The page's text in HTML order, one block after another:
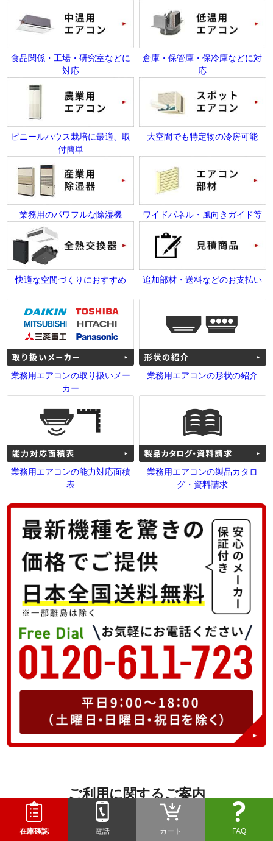
食品関係・工場・研究室などに
対応
倉庫・保管庫・保冷庫などに対
応
ビニールハウス栽培に最適、取
付簡単
大空間でも特定物の冷房可能
業務用のパワフルな除湿機 ワイドパネル・風向きガイド等
快適な空間づくりにおすすめ 追加部材・送料などのお支払い
業務用エアコンの取り扱いメー
カー
業務用エアコンの形状の紹介
業務用エアコンの能力対応面積
表
業務用エアコンの製品カタロ
グ・資料請求
ご利用に関するご案内
ご注文からお届けまでの流れ、お問い合わせはこちらから
在庫確認 電話 カート FAQ